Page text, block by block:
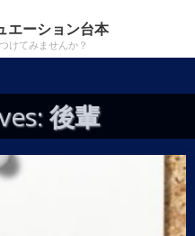
エーション台本
けてみませんか？
後輩